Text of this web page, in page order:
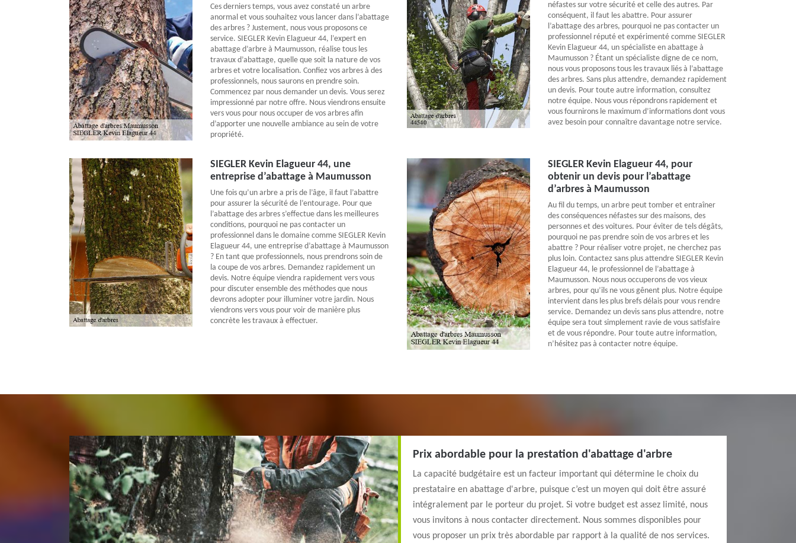
Ces derniers temps, vous avez constaté un arbre
anormal et vous souhaitez vous lancer dans l’abattage
des arbres ? Justement, nous vous proposons ce
service. SIEGLER Kevin Elagueur 44, l’expert en
abattage d’arbre à Maumusson, réalise tous les
travaux d’abattage, quelle que soit la nature de vos
arbres et votre localisation. Confiez vos arbres à des
professionnels, nous saurons en prendre soin.
Commencez par nous demander un devis. Vous serez
impressionné par notre offre. Nous viendrons ensuite
vers vous pour nous occuper de vos arbres afin
d’apporter une nouvelle ambiance au sein de votre
propriété.
néfastes sur votre sécurité et celle des autres. Par
conséquent, il faut les abattre. Pour assurer
l’abattage des arbres, pourquoi ne pas contacter un
professionnel réputé et expérimenté comme SIEGLER
Kevin Elagueur 44, un spécialiste en abattage à
Maumusson ? Étant un spécialiste digne de ce nom,
nous vous proposons tous les travaux liés à l’abattage
des arbres. Sans plus attendre, demandez rapidement
un devis. Pour toute autre information, consultez
notre équipe. Nous vous répondrons rapidement et
vous fournirons le maximum d’informations dont vous
avez besoin pour connaître davantage notre service.
SIEGLER Kevin Elagueur 44, une
entreprise d’abattage à Maumusson
Une fois qu’un arbre a pris de l’âge, il faut l’abattre
pour assurer la sécurité de l’entourage. Pour que
l’abattage des arbres s’effectue dans les meilleures
conditions, pourquoi ne pas contacter un
professionnel dans le domaine comme SIEGLER Kevin
Elagueur 44, une entreprise d’abattage à Maumusson
? En tant que professionnels, nous prendrons soin de
la coupe de vos arbres. Demandez rapidement un
devis. Notre équipe viendra rapidement vers vous
pour discuter ensemble des méthodes que nous
devrons adopter pour illuminer votre jardin. Nous
viendrons vers vous pour voir de manière plus
concrète les travaux à effectuer.
SIEGLER Kevin Elagueur 44, pour
obtenir un devis pour l’abattage
d’arbres à Maumusson
Au fil du temps, un arbre peut tomber et entraîner
des conséquences néfastes sur des maisons, des
personnes et des voitures. Pour éviter de tels dégâts,
pourquoi ne pas prendre soin de vos arbres et les
abattre ? Pour réaliser votre projet, ne cherchez pas
plus loin. Contactez sans plus attendre SIEGLER Kevin
Elagueur 44, le professionnel de l’abattage à
Maumusson. Nous nous occuperons de vos vieux
arbres, pour qu’ils ne vous gênent plus. Notre équipe
intervient dans les plus brefs délais pour vous rendre
service. Demandez un devis sans plus attendre, notre
équipe sera tout simplement ravie de vous satisfaire
et de vous répondre. Pour toute autre information,
n’hésitez pas à contacter notre équipe.
Prix abordable pour la prestation d'abattage d'arbre
La capacité budgétaire est un facteur important qui détermine le choix du
prestataire en abattage d'arbre, puisque c’est un moyen qui doit être assuré
intégralement par le porteur du projet. Si votre budget est assez limité, nous
vous invitons à nous contacter directement. Nous sommes disponibles pour
vous proposer un prix très abordable par rapport à la qualité de nos services.